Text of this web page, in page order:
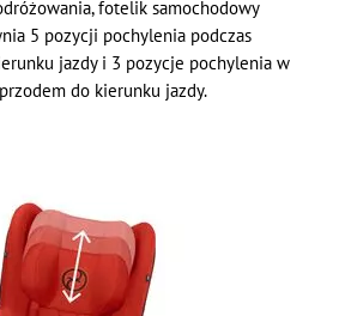
fotelik samochodowy
5 pozycji pochylenia podczas
jazdy i 3 pozycje pochylenia w
do kierunku jazdy.